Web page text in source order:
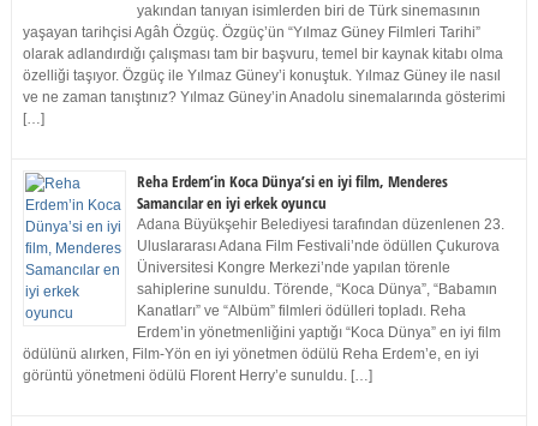
yakından tanıyan isimlerden biri de Türk sinemasının
yaşayan tarihçisi Agâh Özgüç. Özgüç’ün “Yılmaz Güney Filmleri Tarihi”
olarak adlandırdığı çalışması tam bir başvuru, temel bir kaynak kitabı olma
özelliği taşıyor. Özgüç ile Yılmaz Güney’i konuştuk. Yılmaz Güney ile nasıl
ve ne zaman tanıştınız? Yılmaz Güney’in Anadolu sinemalarında gösterimi
[…]
Reha Erdem’in Koca Dünya’si en iyi film, Menderes
Samancılar en iyi erkek oyuncu
Adana Büyükşehir Belediyesi tarafından düzenlenen 23.
Uluslararası Adana Film Festivali’nde ödüllen Çukurova
Üniversitesi Kongre Merkezi’nde yapılan törenle
sahiplerine sunuldu. Törende, “Koca Dünya”, “Babamın
Kanatları” ve “Albüm” filmleri ödülleri topladı. Reha
Erdem’in yönetmenliğini yaptığı “Koca Dünya” en iyi film
ödülünü alırken, Film-Yön en iyi yönetmen ödülü Reha Erdem’e, en iyi
görüntü yönetmeni ödülü Florent Herry’e sunuldu. […]